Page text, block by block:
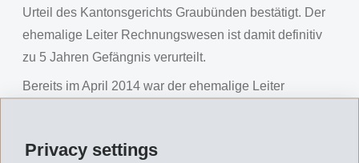
Privacy settings
Urteil des Kantonsgerichts Graubünden bestätigt. Der
ehemalige Leiter Rechnungswesen ist damit definitiv
zu 5 Jahren Gefängnis verurteilt.
Bereits im April 2014 war der ehemalige Leiter
Mio. verurteilt worden.